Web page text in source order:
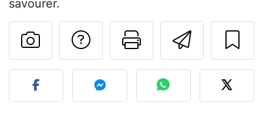
savourer.
Imprimer
Poser une
Publier votre photo de